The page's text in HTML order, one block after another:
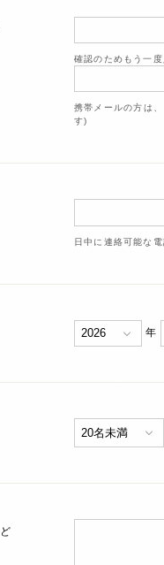
確認のためもう一
携帯メールの方は
す)
日中に連絡可能な
年